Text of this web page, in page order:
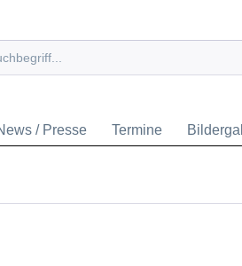
/ Presse Termine